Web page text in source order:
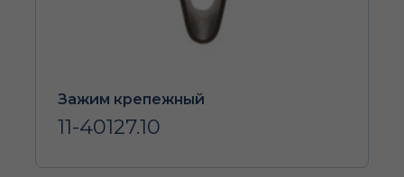
Зажим крепежный
11-40127.10